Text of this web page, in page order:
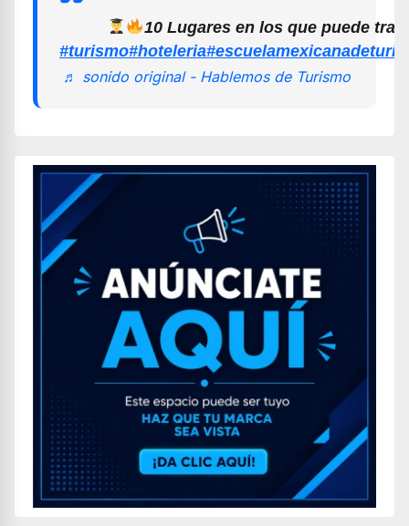
10 Lugares en los que puede
#turismo#hoteleria
♬ sonido original - Hablemos de Turismo